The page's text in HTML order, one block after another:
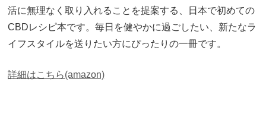
活に無理なく取り入れることを提案する、日本で初めての
CBDレシピ本です。毎日を健やかに過ごしたい、新たなラ
イフスタイルを送りたい方にぴったりの一冊です。
詳細はこちら(amazon)